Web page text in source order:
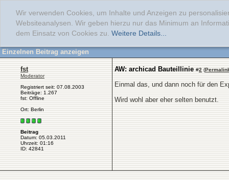
Wir verwenden Cookies, um Inhalte und Anzeigen zu
Websiteanalysen. Wir geben hierzu nur das Minimum an
dem Einsatz von Cookies zu. Weitere Details...
Einzelnen Beitrag anzeigen
fst
Moderator
Registriert seit: 07.08.2003
Beiträge: 1.267
fst: Offline
Ort: Berlin
Beitrag
Datum: 05.03.2011
Uhrzeit: 01:16
ID: 42841
AW: archicad Bauteillinie #2 (
Einmal das, und dann noch für den
Wird wohl aber eher selten benutzt.